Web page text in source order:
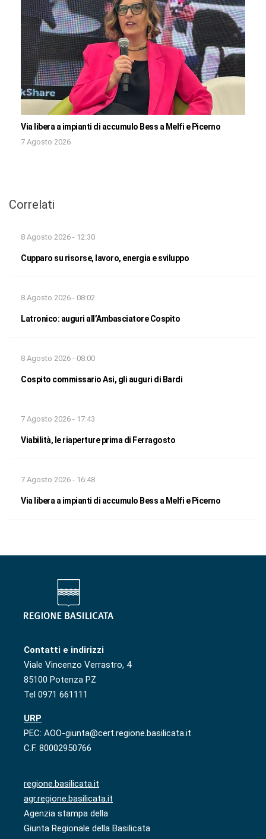
Via libera a impianti di accumulo Bess a Melfi e Picerno
7 Agosto 2026
Correlati
8 Agosto 2026 - 12:30
Cupparo su risorse, lavoro, energia e sviluppo
8 Agosto 2026 - 08:02
Latronico: auguri all’Ambasciatore Cospito
8 Agosto 2026 - 08:00
Cospito commissario Asi, gli auguri di Bardi
7 Agosto 2026 - 17:43
Viabilità, le riaperture prima di Ferragosto
7 Agosto 2026 - 16:48
Via libera a impianti di accumulo Bess a Melfi e Picerno
Contatti e indirizzi
Viale Vincenzo Verrastro, 4
85100 Potenza PZ
Tel 0971 661111
URP
PEC: AOO-giunta@cert.regione.basilicata.it
C.F. 80002950766
regione.basilicata.it
agr.regione.basilicata.it
Agenzia stampa della
Giunta Regionale della Basilicata